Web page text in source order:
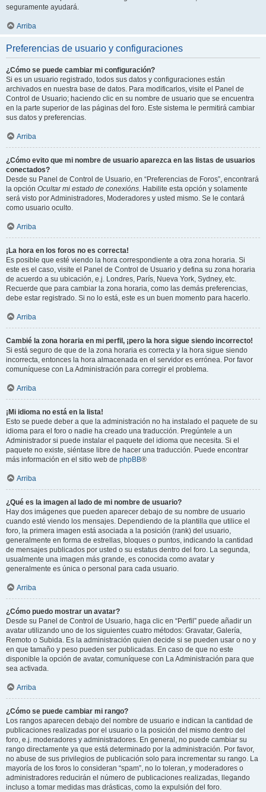
seguramente ayudará.
Arriba
Preferencias de usuario y configuraciones
¿Cómo se puede cambiar mi configuración?
Si es un usuario registrado, todos sus datos y configuraciones están
archivados en nuestra base de datos. Para modificarlos, visite el Panel de
Control de Usuario; haciendo clic en su nombre de usuario que se encuentra
en la parte superior de las páginas del foro. Este sistema le permitirá cambiar
sus datos y preferencias.
Arriba
¿Cómo evito que mi nombre de usuario aparezca en las listas de usuarios
conectados?
Desde su Panel de Control de Usuario, en “Preferencias de Foros”, encontrará
la opción Ocultar mi estado de conexións. Habilite esta opción y solamente
será visto por Administradores, Moderadores y usted mismo. Se le contará
como usuario oculto.
Arriba
¡La hora en los foros no es correcta!
Es posible que esté viendo la hora correspondiente a otra zona horaria. Si
este es el caso, visite el Panel de Control de Usuario y defina su zona horaria
de acuerdo a su ubicación, e.j. Londres, París, Nueva York, Sydney, etc.
Recuerde que para cambiar la zona horaria, como las demás preferencias,
debe estar registrado. Si no lo está, este es un buen momento para hacerlo.
Arriba
Cambié la zona horaria en mi perfil, ¡pero la hora sigue siendo incorrecto!
Si está seguro de que de la zona horaria es correcta y la hora sigue siendo
incorrecta, entonces la hora almacenada en el servidor es errónea. Por favor
comuníquese con La Administración para corregir el problema.
Arriba
¡Mi idioma no está en la lista!
Esto se puede deber a que la administración no ha instalado el paquete de su
idioma para el foro o nadie ha creado una traducción. Pregúntele a un
Administrador si puede instalar el paquete del idioma que necesita. Si el
paquete no existe, siéntase libre de hacer una traducción. Puede encontrar
más información en el sitio web de phpBB®
Arriba
¿Qué es la imagen al lado de mi nombre de usuario?
Hay dos imágenes que pueden aparecer debajo de su nombre de usuario
cuando esté viendo los mensajes. Dependiendo de la plantilla que utilice el
foro, la primera imagen está asociada a la posición (rank) del usuario,
generalmente en forma de estrellas, bloques o puntos, indicando la cantidad
de mensajes publicados por usted o su estatus dentro del foro. La segunda,
usualmente una imagen más grande, es conocida como avatar y
generalmente es única o personal para cada usuario.
Arriba
¿Cómo puedo mostrar un avatar?
Desde su Panel de Control de Usuario, haga clic en “Perfil” puede añadir un
avatar utilizando uno de los siguientes cuatro métodos: Gravatar, Galería,
Remoto o Subida. Es la administración quien decide si se pueden usar o no y
en que tamaño y peso pueden ser publicadas. En caso de que no este
disponible la opción de avatar, comuníquese con La Administración para que
sea activada.
Arriba
¿Cómo se puede cambiar mi rango?
Los rangos aparecen debajo del nombre de usuario e indican la cantidad de
publicaciones realizadas por el usuario o la posición del mismo dentro del
foro, e.j. moderadores y administradores. En general, no puede cambiar su
rango directamente ya que está determinado por la administración. Por favor,
no abuse de sus privilegios de publicación solo para incrementar su rango. La
mayoría de los foros lo consideran “spam”, no lo toleran, y moderadores o
administradores reducirán el número de publicaciones realizadas, llegando
incluso a tomar medidas mas drásticas, como la expulsión del foro.